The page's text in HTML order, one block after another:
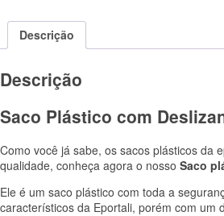
Descrição
Descrição
Saco Plástico com
Como você já sabe, os sacos plásticos da
qualidade, conheça agora o nosso Saco
Ele é um saco plástico com toda a
característicos da Eportali, porém com um